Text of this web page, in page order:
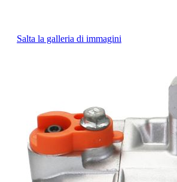
Salta la galleria di immagini